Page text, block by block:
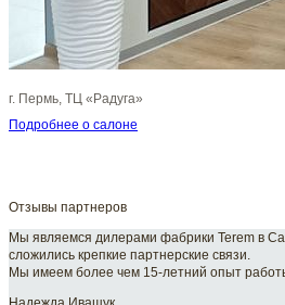
г. Пермь, ТЦ «Радуга»
Подробнее о салоне
Отзывы партнеров
Мы являемся дилерами фабрики Terem в
сложились крепкие партнерские связи.
Мы имеем более чем 15-летний опыт